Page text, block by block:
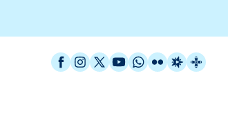
Facebook
Instagram
X / Twitter
YouTube
WhatsApp
FlickrRadio